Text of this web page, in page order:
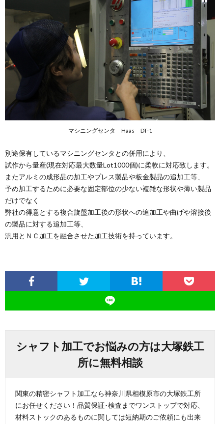
マシニングセンタ Haas DT-1
別途保有しているマシニングセンタとの併用により、
試作から量産(現在対応最大数量Lot1000個)に柔軟に対応致します。
またアルミの成形品の加工やプレス製品や板金製品の追加工等、
予め加工するために必要な固定部位の少ない複雑な形状や薄い製品
だけでなく
弊社の得意とする複合旋盤加工後の形状への追加工や曲げや溶接後
の製品に対する追加工等、
汎用とＮＣ加工を融合させた加工技術を持っています。
シャフト加工でお悩みの方は大塚鉄工
所に無料相談
関東の精密シャフト加工なら神奈川県相模原市の大塚鉄工所
にお任せください！品質保証･検査までワンストップで対応、
材料ストックのあるものに関しては短納期のご依頼にも出来